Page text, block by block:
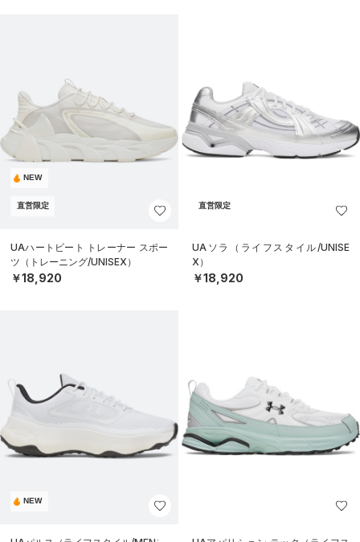
NEW
直営限定
UAハートビート トレーナー スポー
ツ（トレーニング/UNISEX）
￥18,920
直営限定
UAソラ（ライフスタイル/UNISE
X）
￥18,920
NEW